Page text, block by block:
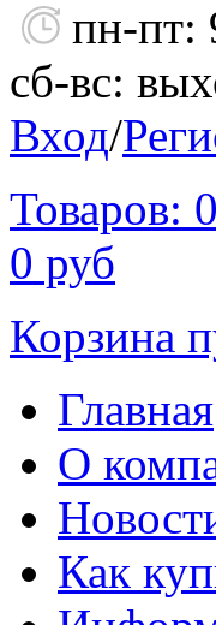
пн-пт:
сб-вс:
Вход/
Товаров: 0
0 руб
Корзина
Главная
О
Как